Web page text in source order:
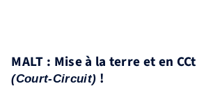
MALT : Mise à la terre et en CCt
(Court-Circuit) !